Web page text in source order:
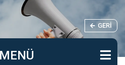
GERI